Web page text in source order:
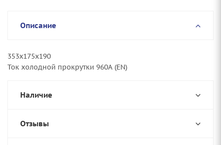
Описание
353x175x190
Ток холодной прокрутки 960А (ЕN)
Наличие
Отзывы